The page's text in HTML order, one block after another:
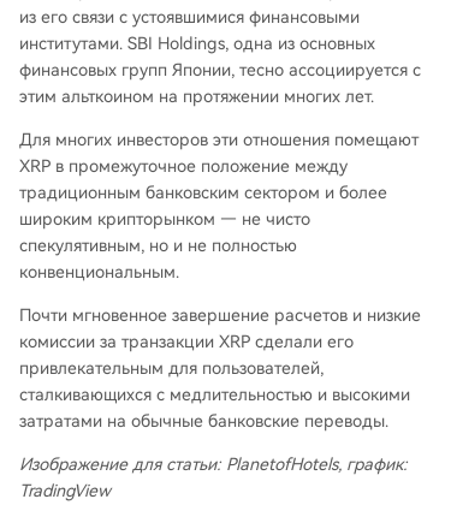
из его связи с устоявшимися финансовыми
институтами. SBI Holdings, одна из основных
финансовых групп Японии, тесно ассоциируется с
этим альткоином на протяжении многих лет.
Для многих инвесторов эти отношения помещают
XRP в промежуточное положение между
традиционным банковским сектором и более
широким крипторынком — не чисто
спекулятивным, но и не полностью
конвенциональным.
Почти мгновенное завершение расчетов и низкие
комиссии за транзакции XRP сделали его
привлекательным для пользователей,
сталкивающихся с медлительностью и высокими
затратами на обычные банковские переводы.
Изображение для статьи: PlanetofHotels, график:
TradingView